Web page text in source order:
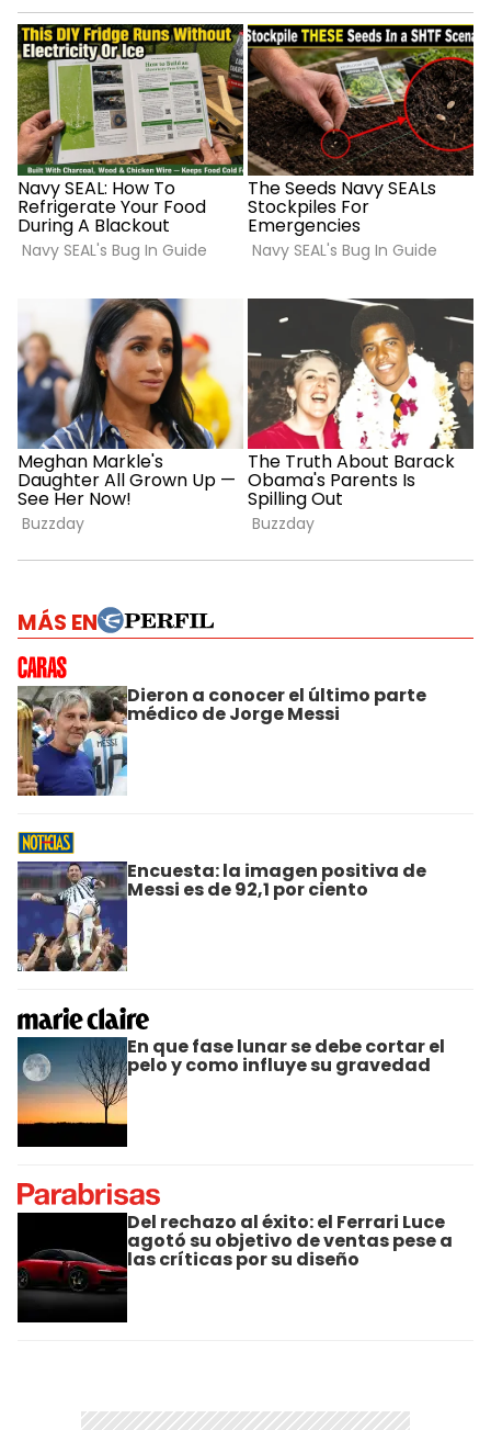
MÁS EN
Dieron a conocer el último parte
médico de Jorge Messi
Encuesta: la imagen positiva de
Messi es de 92,1 por ciento
En que fase lunar se debe cortar el
pelo y como influye su gravedad
Del rechazo al éxito: el Ferrari Luce
agotó su objetivo de ventas pese a
las críticas por su diseño